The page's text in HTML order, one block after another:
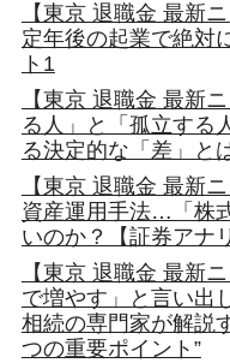
【東京 退職金 最新
定年後の起業で絶対
ト1
【東京 退職金 最新
る人」と「孤立する
る決定的な「差」と
【東京 退職金 最新
資産運用手法…「株
いのか？【証券アナ
【東京 退職金 最新
で増やす」と言い出
相続の専門家が解説
つの重要ポイント”